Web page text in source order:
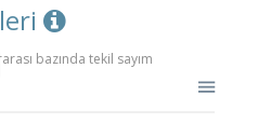
bazında tekil sayım